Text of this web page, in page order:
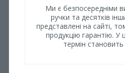
Ми є безпосередніми
ручки та десятків
представлені на сайті,
продукцію гарантію. У
термін становить